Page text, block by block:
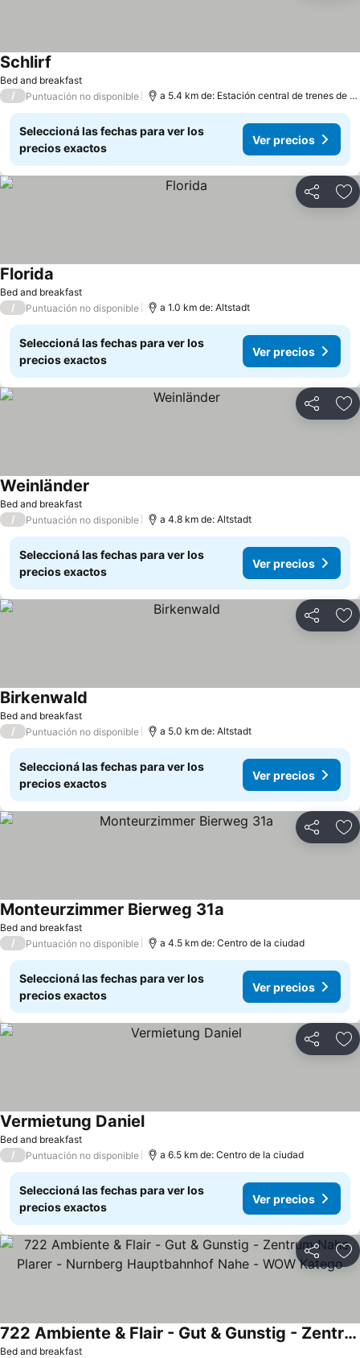
Bed and breakfast
Schlirf
/ Puntuación no disponible a 5.4 km de: Estación central de trenes de Nürnberg
Seleccioná las fechas para ver los
precios exactos
Ver precios
Compartir
Bed and breakfast
Florida
/ Puntuación no disponible a 1.0 km de: Altstadt
Seleccioná las fechas para ver los
precios exactos
Ver precios
Compartir
Bed and breakfast
Weinländer
/ Puntuación no disponible a 4.8 km de: Altstadt
Seleccioná las fechas para ver los
precios exactos
Ver precios
Compartir
Bed and breakfast
Birkenwald
/ Puntuación no disponible a 5.0 km de: Altstadt
Seleccioná las fechas para ver los
precios exactos
Ver precios
Compartir
Bed and breakfast
Monteurzimmer Bierweg 31a
/ Puntuación no disponible a 4.5 km de: Centro de la ciudad
Seleccioná las fechas para ver los
precios exactos
Ver precios
Compartir
Bed and breakfast
Vermietung Daniel
/ Puntuación no disponible a 6.5 km de: Centro de la ciudad
Seleccioná las fechas para ver los
precios exactos
Ver precios
Compartir
Bed and breakfast
722 Ambiente & Flair - Gut & Gunstig - Zentrum Nahe Plarer - Nurnberg Hauptbahnhof Nahe - WOW Katego